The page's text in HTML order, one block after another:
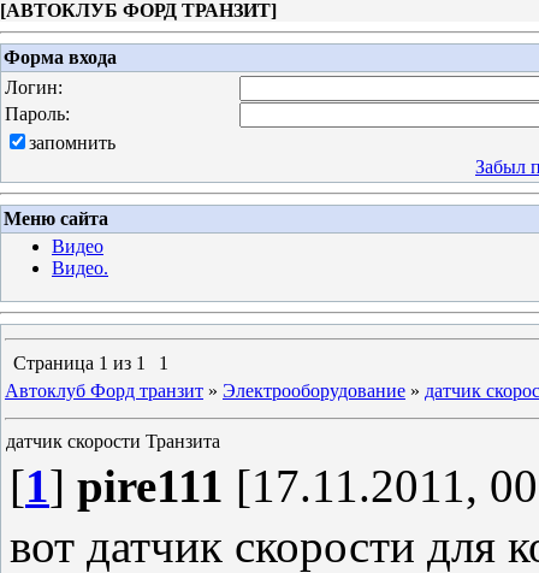
[АВТОКЛУБ ФОРД ТРАНЗИТ]
Форма входа
Логин:
Пароль:
запомнить
Забыл
Меню сайта
Видео
Видео.
Страница 1 из 1
1
Автоклуб Форд транзит » Электрооборудование » датчик
датчик скорости Транзита
[1] pire111 [17.11.2011,
вот датчик скорости для